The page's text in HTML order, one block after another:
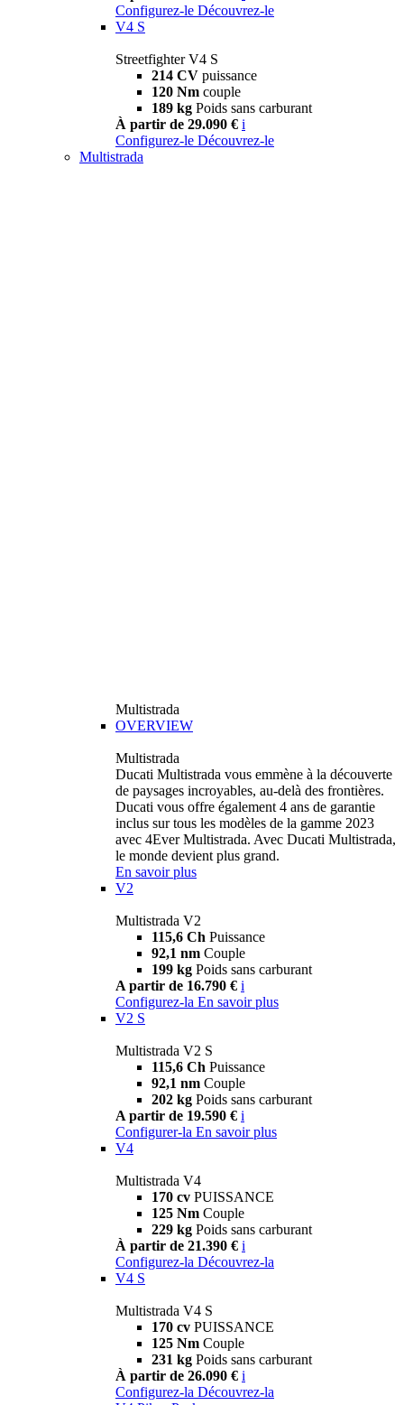
Configurez-le Découvrez-le
V4 S
Streetfighter V4 S
214 CV puissance
120 Nm couple
189 kg Poids sans carburant
À partir de 29.090 € i
Configurez-le Découvrez-le
Multistrada
Multistrada
OVERVIEW
Multistrada
Ducati Multistrada vous emmène à la découverte
de paysages incroyables, au-delà des frontières.
Ducati vous offre également 4 ans de garantie
inclus sur tous les modèles de la gamme 2023
avec 4Ever Multistrada. Avec Ducati Multistrada,
le monde devient plus grand.
En savoir plus
V2
Multistrada V2
115,6 Ch Puissance
92,1 nm Couple
199 kg Poids sans carburant
A partir de 16.790 € i
Configurez-la En savoir plus
V2 S
Multistrada V2 S
115,6 Ch Puissance
92,1 nm Couple
202 kg Poids sans carburant
A partir de 19.590 € i
Configurer-la En savoir plus
V4
Multistrada V4
170 cv PUISSANCE
125 Nm Couple
229 kg Poids sans carburant
À partir de 21.390 € i
Configurez-la Découvrez-la
V4 S
Multistrada V4 S
170 cv PUISSANCE
125 Nm Couple
231 kg Poids sans carburant
À partir de 26.090 € i
Configurez-la Découvrez-la